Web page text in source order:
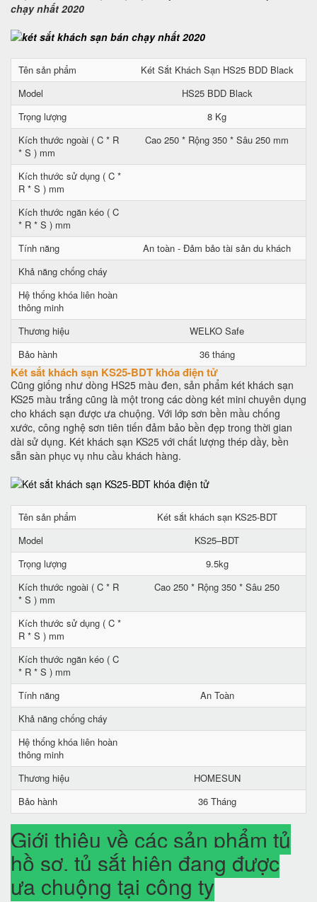
chạy nhất 2020
Tên sản phẩm
Két Sắt Khách Sạn HS25 BDD Black
Model
HS25 BDD Black
Trọng lượng
8 Kg
Kích thước ngoài ( C * R
* S ) mm
Cao 250 * Rộng 350 * Sâu 250 mm
Kích thước sử dụng ( C *
R * S ) mm
Kích thước ngăn kéo ( C
* R * S ) mm
Tính năng
An toàn - Đảm bảo tài sản du khách
Khả năng chống cháy
Hệ thống khóa liên hoàn
thông minh
Thương hiệu
WELKO Safe
Bảo hành
36 tháng
Két sắt khách sạn KS25-BDT khóa điện tử
Cũng giống như dòng HS25 màu đen, sản phẩm két khách sạn
KS25 màu trắng cũng là một trong các dòng két mini chuyên dụng
cho khách sạn được ưa chuộng. Với lớp sơn bền mầu chống
xước, công nghệ sơn tiên tiến đảm bảo bền đẹp trong thời gian
dài sử dụng. Két khách sạn KS25 với chất lượng thép dầy, bền
sẵn sàn phục vụ nhu cầu khách hàng.
Tên sản phẩm
Két sắt khách sạn KS25-BDT
Model
KS25–BDT
Trọng lượng
9.5kg
Kích thước ngoài ( C * R
* S ) mm
Cao 250 * Rộng 350 * Sâu 250
Kích thước sử dụng ( C *
R * S ) mm
Kích thước ngăn kéo ( C
* R * S ) mm
Tính năng
An Toàn
Khả năng chống cháy
Hệ thống khóa liên hoàn
thông minh
Thương hiệu
HOMESUN
Bảo hành
36 Tháng
Giới thiệu về các sản phẩm tủ
hồ sơ, tủ sắt hiện đang được
ưa chuộng tại công ty